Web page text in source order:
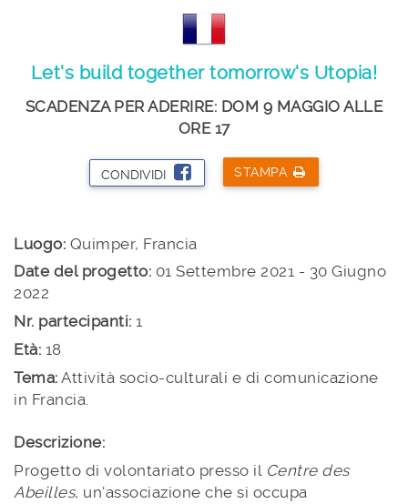
Let's build together tomorrow's Utopia!
SCADENZA PER ADERIRE: DOM 9 MAGGIO ALLE
ORE 17
CONDIVIDI STAMPA
Luogo: Quimper, Francia
Date del progetto: 01 Settembre 2021 - 30 Giugno
2022
Nr. partecipanti: 1
Età: 18
Tema: Attività socio-culturali e di comunicazione
in Francia.
Descrizione:
Progetto di volontariato presso il Centre des
Abeilles, un'associazione che si occupa